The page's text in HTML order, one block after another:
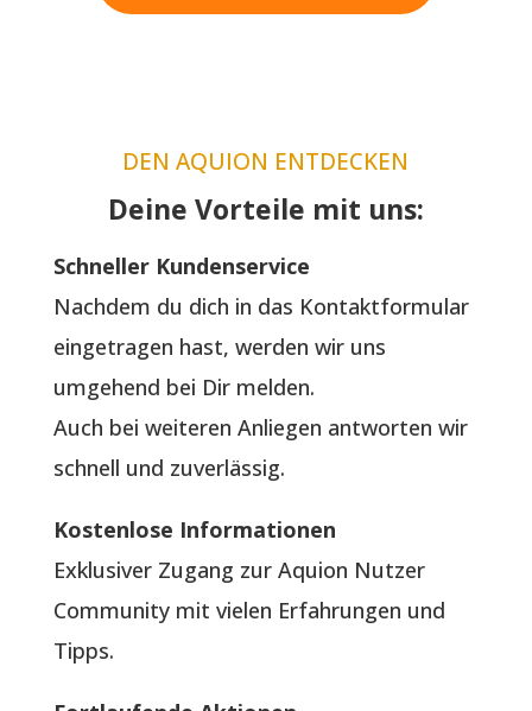
DEN AQUION ENTDECKEN
Deine Vorteile mit uns:
Schneller Kundenservice
Nachdem du dich in das Kontaktformular
eingetragen hast, werden wir uns
umgehend bei Dir melden.
Auch bei weiteren Anliegen antworten wir
schnell und zuverlässig.
Kostenlose Informationen
Exklusiver Zugang zur Aquion Nutzer
Community mit vielen Erfahrungen und
Tipps.